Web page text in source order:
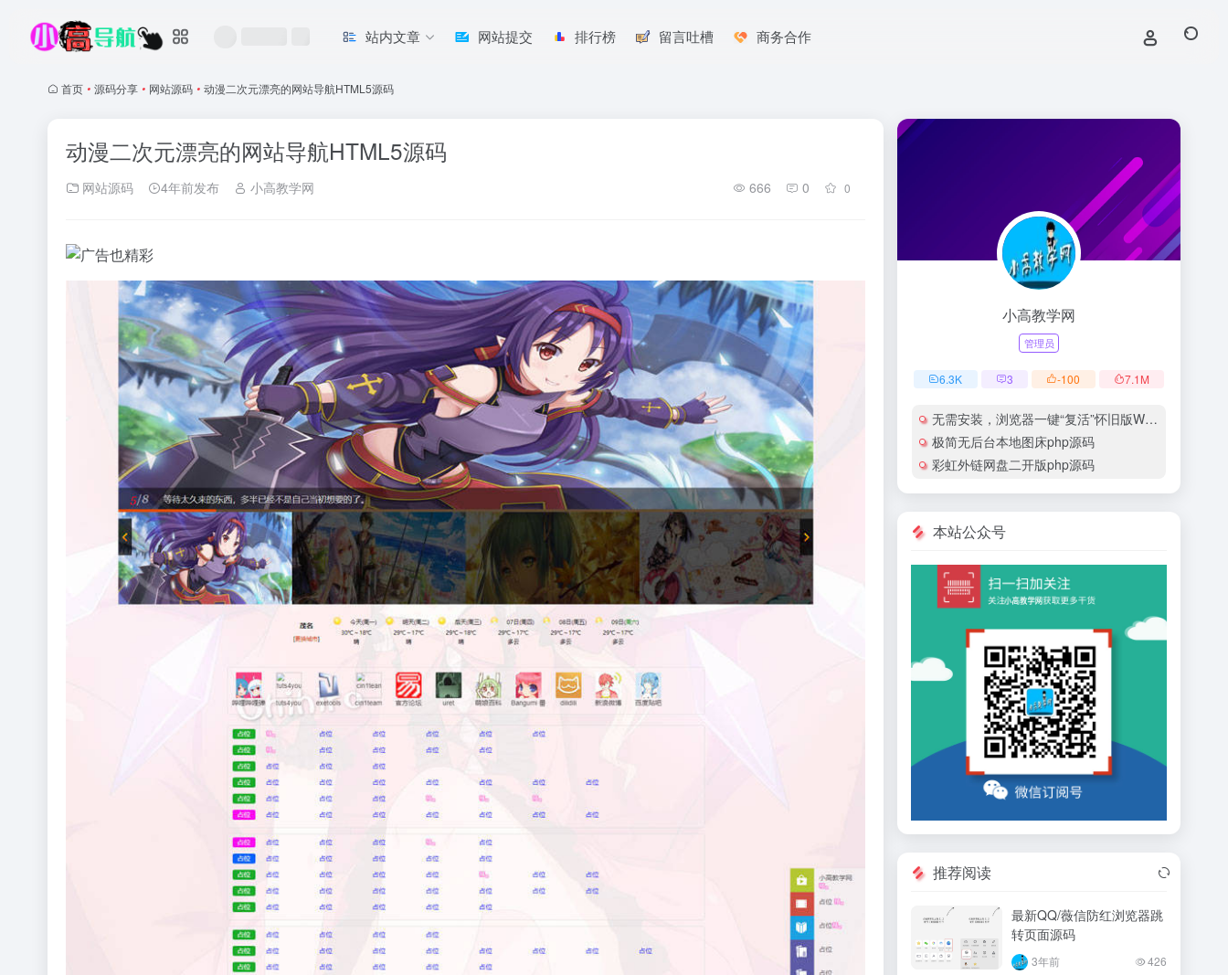
站内文章 网站提交 排行榜 留言吐槽 商务合作
首页 • 源码分享 • 网站源码 • 动漫二次元漂亮的网站导航HTML5源码
动漫二次元漂亮的网站导航HTML5源码
网站源码 4年前发布 小高教学网 666 0 0
小高教学网
管理员
6.3K 3 -100 7.1M
无需安装，浏览器一键“复活”怀旧版Windows
极简无后台本地图床php源码
彩虹外链网盘二开版php源码
本站公众号
推荐阅读
最新QQ/薇信防红浏览器跳
转页面源码
3年前 426